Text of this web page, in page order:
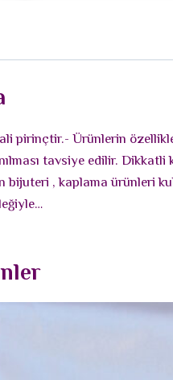
pirinçtir.- Ürünlerin
tavsiye edilir.
bijuteri , kaplama ürünleri